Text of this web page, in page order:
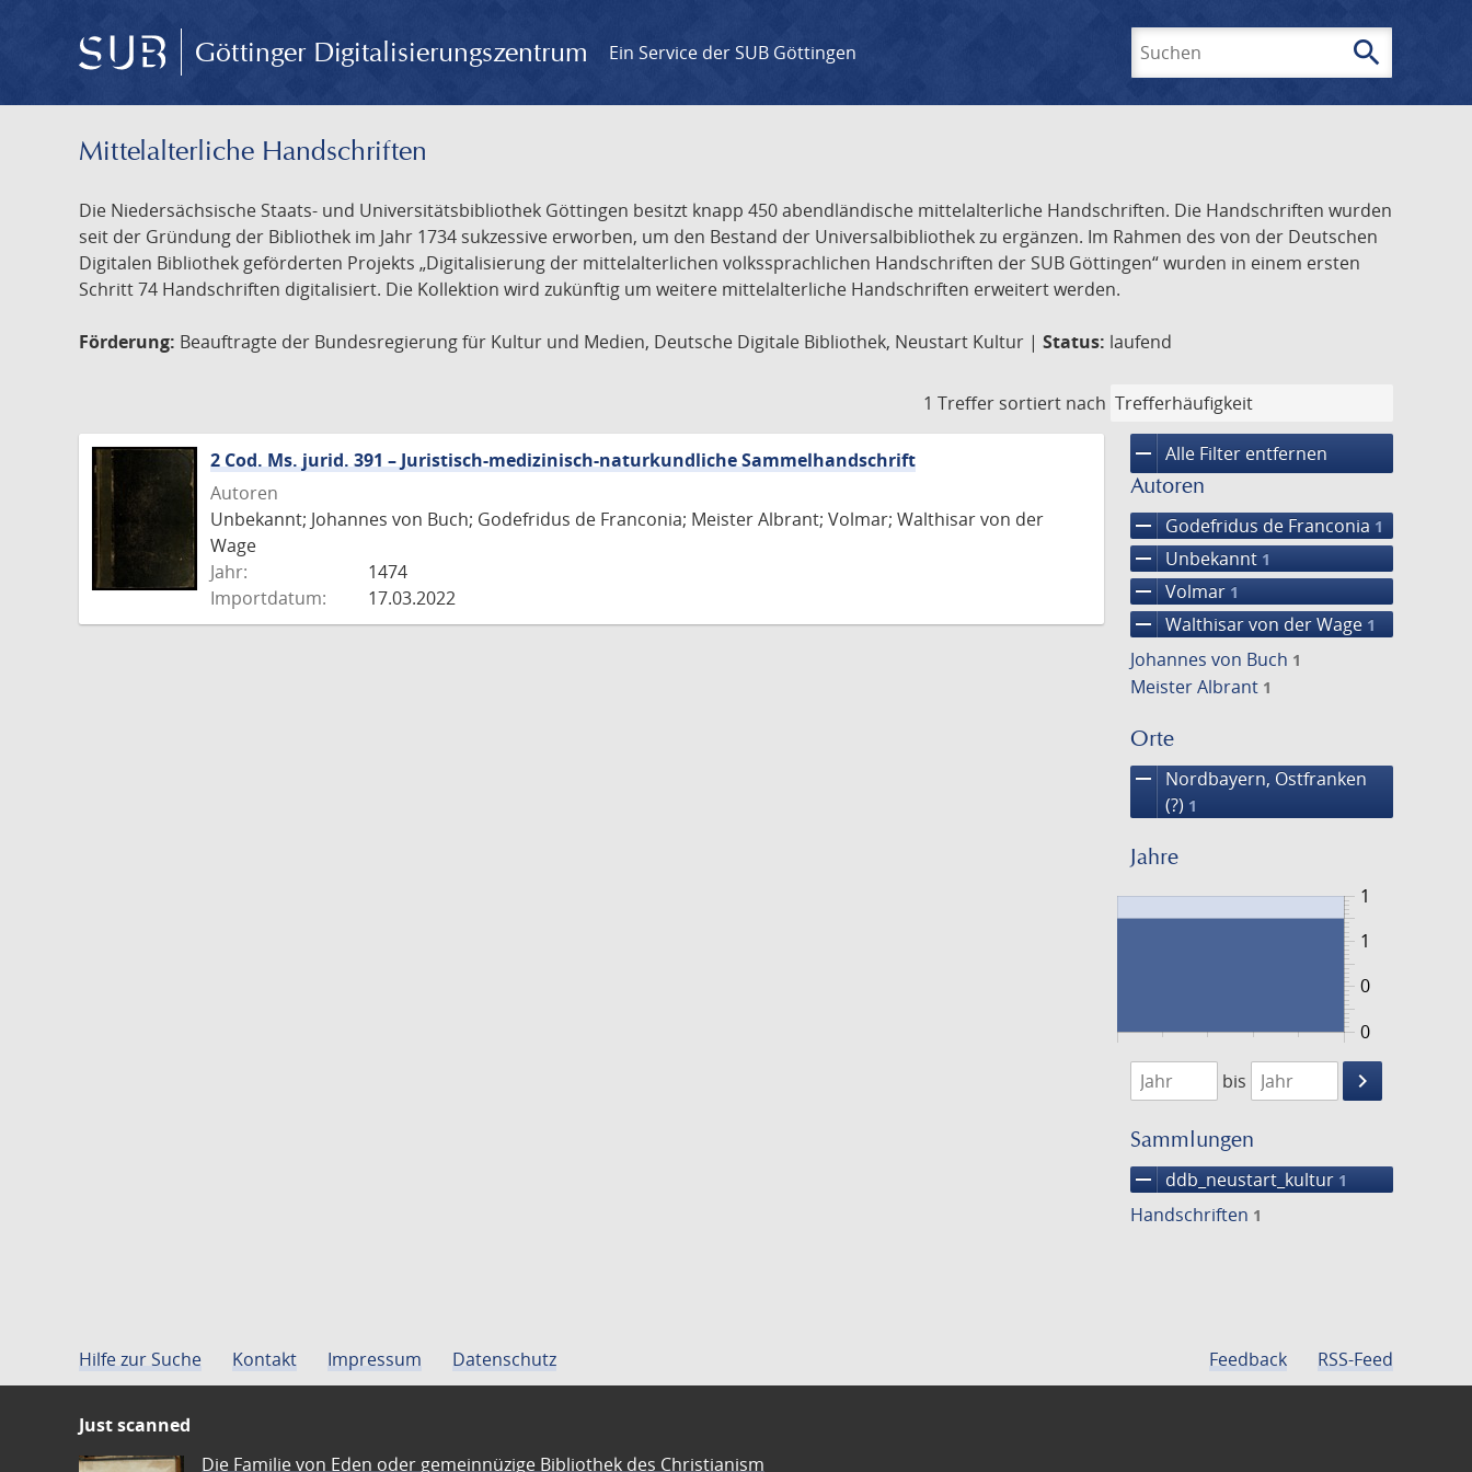
Göttinger Digitalisierungszentrum Ein Service der SUB Göttingen search
Mittelalterliche Handschriften
Die Niedersächsische Staats- und Universitätsbibliothek Göttingen besitzt knapp 450 abendländische mittelalterliche Handschriften. Die Handschriften wurden
seit der Gründung der Bibliothek im Jahr 1734 sukzessive erworben, um den Bestand der Universalbibliothek zu ergänzen. Im Rahmen des von der Deutschen
Digitalen Bibliothek geförderten Projekts „Digitalisierung der mittelalterlichen volkssprachlichen Handschriften der SUB Göttingen“ wurden in einem ersten
Schritt 74 Handschriften digitalisiert. Die Kollektion wird zukünftig um weitere mittelalterliche Handschriften erweitert werden.
Förderung: Beauftragte der Bundesregierung für Kultur und Medien, Deutsche Digitale Bibliothek, Neustart Kultur | Status: laufend
1 Treffer sortiert nach
remove Alle Filter entfernen
Autoren
remove Godefridus de Franconia 1
remove Unbekannt 1
remove Volmar 1
remove Walthisar von der Wage 1
Johannes von Buch 1
Meister Albrant 1
Orte
remove
Nordbayern, Ostfranken
(?) 1
Jahre
0
1
0
1
1474
1475
bis
keyboard_arrow_right
Suche
Sammlungen
remove ddb_neustart_kultur 1
Handschriften 1
2 Cod. Ms. jurid. 391 – Juristisch-medizinisch-naturkundliche Sammelhandschrift
Autoren
Unbekannt; Johannes von Buch; Godefridus de Franconia; Meister Albrant; Volmar; Walthisar von der
Wage
Jahr:
1474
Importdatum:
17.03.2022
Hilfe zur Suche Kontakt Impressum Datenschutz Feedback RSS-Feed
Just scanned
Die Familie von Eden oder gemeinnüzige Bibliothek des Christianism